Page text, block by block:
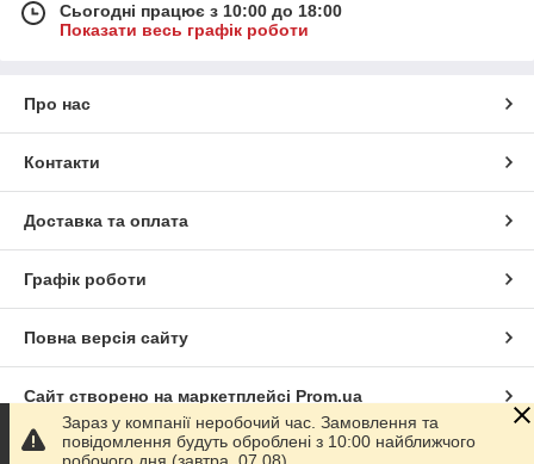
Сьогодні працює з 10:00 до 18:00
Показати весь графік роботи
Про нас
Контакти
Доставка та оплата
Графік роботи
Повна версія сайту
Сайт створено на маркетплейсі Prom.ua
Політика конфіденційності
Зараз у компанії неробочий час. Замовлення та
повідомлення будуть оброблені з 10:00 найближчого